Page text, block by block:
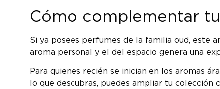
Cómo complementar
Si ya posees perfumes de la familia oud, este
aroma personal y el del espacio genera una
Para quienes recién se inician en los aromas
lo que descubras, puedes ampliar tu colección